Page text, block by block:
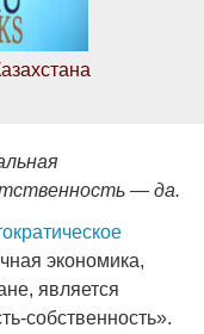
— да.
экономика,
является
собственность».